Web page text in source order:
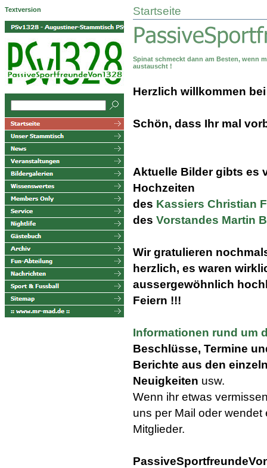
Textversion Startseite
Spinat schmeckt dann am Besten, wenn
austauscht !
Herzlich willkommen
Schön, dass Ihr mal
Aktuelle Bilder gibts es
Hochzeiten
des Kassiers Christian
des Vorstandes Martin
Wir gratulieren
herzlich, es waren
aussergewöhnlich
Feiern !!!
Informationen rund um
Beschlüsse, Termine
Berichte aus den
Neuigkeiten usw.
Wenn ihr etwas
uns per Mail oder
Mitglieder.